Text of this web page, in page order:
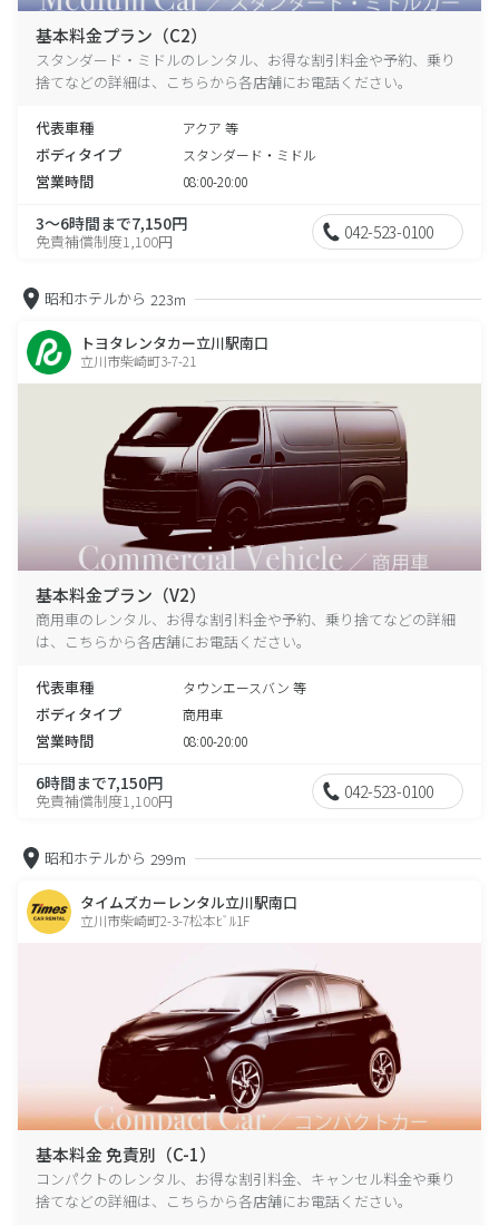
基本料金プラン（C2）
スタンダード・ミドルのレンタル、お得な割引料金や予約、乗り
捨てなどの詳細は、こちらから各店舗にお電話ください。
代表車種 アクア 等
ボディタイプ スタンダード・ミドル
営業時間 08:00-20:00
3～6時間まで7,150円
免責補償制度1,100円 042-523-0100
昭和ホテルから 223m
トヨタレンタカー立川駅南口
立川市柴崎町3-7-21
基本料金プラン（V2）
商用車のレンタル、お得な割引料金や予約、乗り捨てなどの詳細
は、こちらから各店舗にお電話ください。
代表車種 タウンエースバン 等
ボディタイプ 商用車
営業時間 08:00-20:00
6時間まで7,150円
免責補償制度1,100円 042-523-0100
昭和ホテルから 299m
タイムズカーレンタル立川駅南口
立川市柴崎町2-3-7松本ﾋﾞﾙ1F
基本料金 免責別（C-1）
コンパクトのレンタル、お得な割引料金、キャンセル料金や乗り
捨てなどの詳細は、こちらから各店舗にお電話ください。